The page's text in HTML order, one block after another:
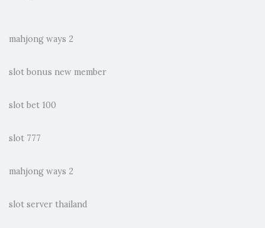
mahjong ways 2
slot bonus new member
slot bet 100
slot 777
mahjong ways 2
slot server thailand